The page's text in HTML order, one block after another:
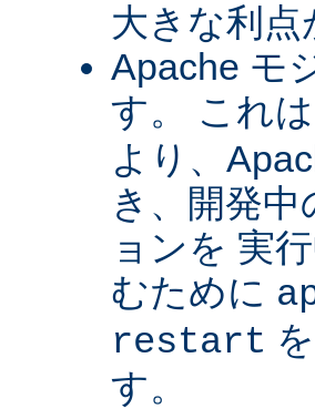
大きな利
Apache モ
す。 これ
より、
き、開発
ョンを 実
むために
restart
す。